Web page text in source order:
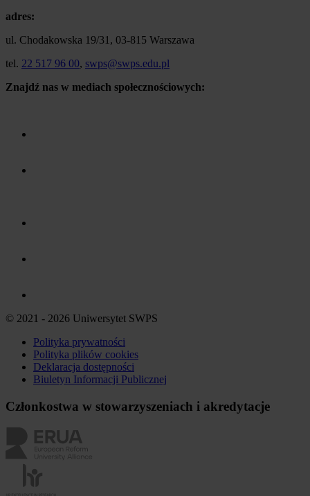
adres:
ul. Chodakowska 19/31, 03-815 Warszawa
tel. 22 517 96 00, swps@swps.edu.pl
Znajdź nas w mediach społecznościowych:
© 2021 - 2026 Uniwersytet SWPS
Polityka prywatności
Polityka plików cookies
Deklaracja dostępności
Biuletyn Informacji Publicznej
Członkostwa w stowarzyszeniach i akredytacje